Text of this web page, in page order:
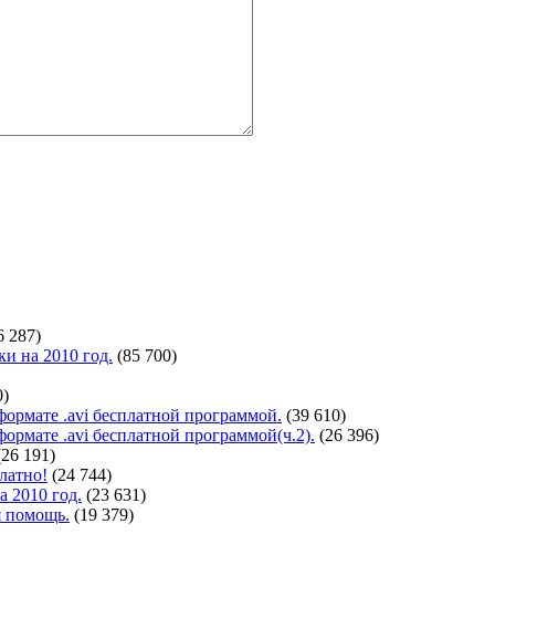
287)
на 2010 год. (85 700)
.avi бесплатной программой. (39 610)
.avi бесплатной программой(ч.2). (26 396)
191)
(24 744)
2010 год. (23 631)
помощь. (19 379)